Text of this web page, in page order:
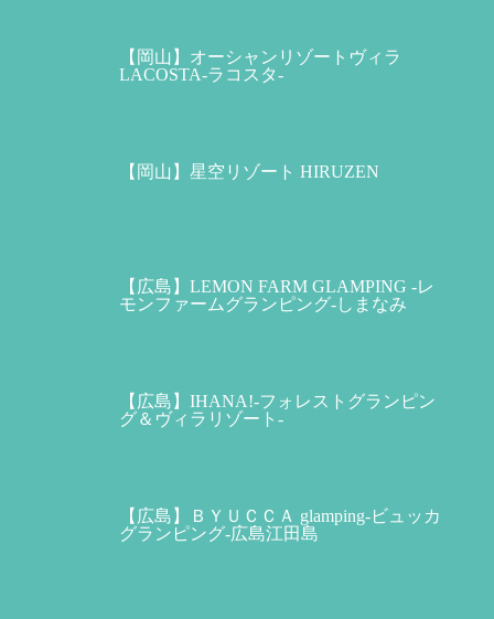
【岡山】オーシャンリゾートヴィラ
LACOSTA-ラコスタ-
【岡山】星空リゾート HIRUZEN
【広島】LEMON FARM GLAMPING -レ
モンファームグランピング-しまなみ
【広島】IHANA!-フォレストグランピン
グ＆ヴィラリゾート-
【広島】ＢＹＵＣＣＡ glamping-ビュッカ
グランピング-広島江田島